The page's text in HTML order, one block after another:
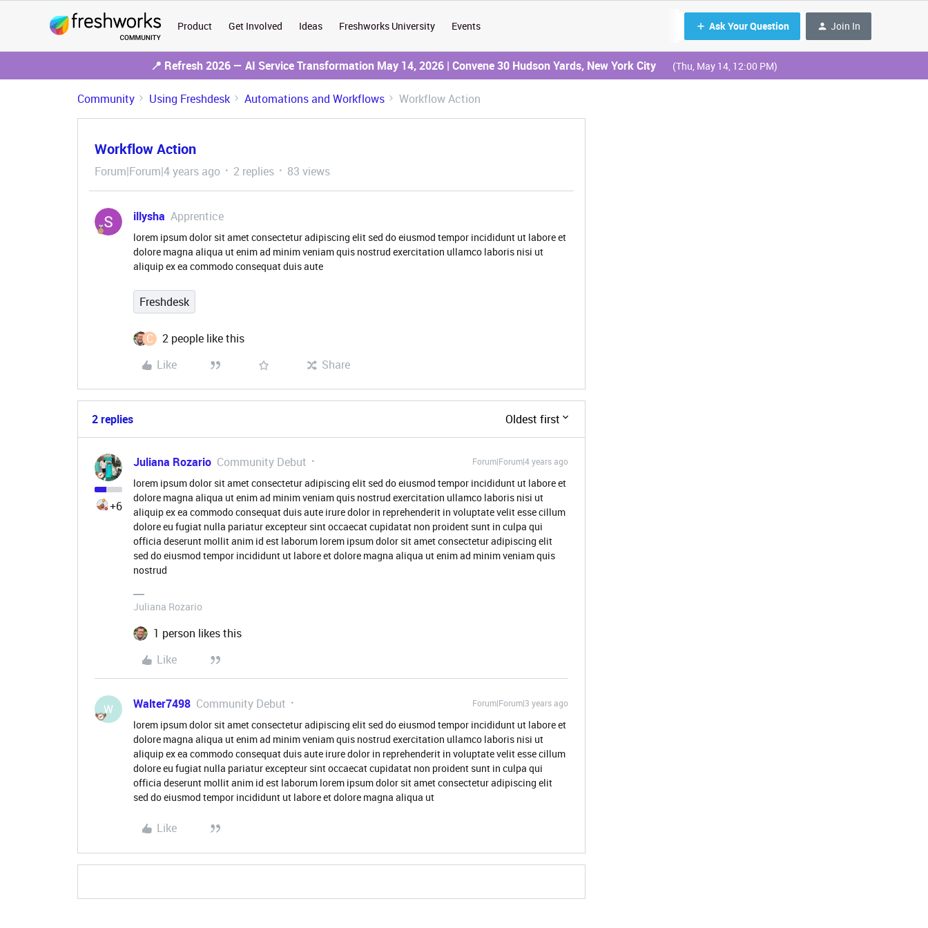
Product Get Involved Ideas Freshworks University Events Ask Your Question Join In
📍 Refresh 2026 — AI Service Transformation May 14, 2026 | Convene 30 Hudson Yards, New York City (Thu, May 14, 12:00 PM)
Community Using Freshdesk Automations and Workflows Workflow Action
Workflow Action
Forum|Forum|4 years ago 2 replies 83 views
illysha Apprentice
lorem ipsum dolor sit amet consectetur adipiscing elit sed do eiusmod tempor incididunt ut labore et
dolore magna aliqua ut enim ad minim veniam quis nostrud exercitation ullamco laboris nisi ut
aliquip ex ea commodo consequat duis aute
Freshdesk
C
2 people like this
Like
Share
2 replies Oldest first
+6
Juliana Rozario Community Debut Forum|Forum|4 years ago
lorem ipsum dolor sit amet consectetur adipiscing elit sed do eiusmod tempor incididunt ut labore et
dolore magna aliqua ut enim ad minim veniam quis nostrud exercitation ullamco laboris nisi ut
aliquip ex ea commodo consequat duis aute irure dolor in reprehenderit in voluptate velit esse cillum
dolore eu fugiat nulla pariatur excepteur sint occaecat cupidatat non proident sunt in culpa qui
officia deserunt mollit anim id est laborum lorem ipsum dolor sit amet consectetur adipiscing elit
sed do eiusmod tempor incididunt ut labore et dolore magna aliqua ut enim ad minim veniam quis
nostrud
Juliana Rozario
1 person likes this
Like
W Walter7498 Community Debut Forum|Forum|3 years ago
lorem ipsum dolor sit amet consectetur adipiscing elit sed do eiusmod tempor incididunt ut labore et
dolore magna aliqua ut enim ad minim veniam quis nostrud exercitation ullamco laboris nisi ut
aliquip ex ea commodo consequat duis aute irure dolor in reprehenderit in voluptate velit esse cillum
dolore eu fugiat nulla pariatur excepteur sint occaecat cupidatat non proident sunt in culpa qui
officia deserunt mollit anim id est laborum lorem ipsum dolor sit amet consectetur adipiscing elit
sed do eiusmod tempor incididunt ut labore et dolore magna aliqua ut
Like